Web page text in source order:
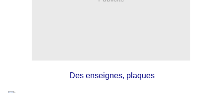
Des enseignes, plaques